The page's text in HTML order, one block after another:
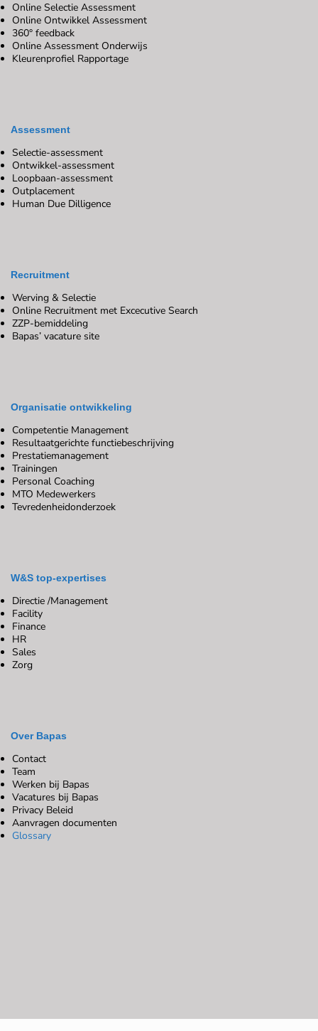
Online Selectie Assessment
Online Ontwikkel Assessment
360° feedback
Online Assessment Onderwijs
Kleurenprofiel Rapportage
Assessment
Selectie-assessment
Ontwikkel-assessment
Loopbaan-assessment
Outplacement
Human Due Dilligence
Recruitment
Werving & Selectie
Online Recruitment met Excecutive Search
ZZP-bemiddeling
Bapas’ vacature site
Organisatie ontwikkeling
Competentie Management
Resultaatgerichte functiebeschrijving
Prestatiemanagement
Trainingen
Personal Coaching
MTO Medewerkers
Tevredenheidonderzoek
W&S top-expertises
Directie /Management
Facility
Finance
HR
Sales
Zorg
Over Bapas
Contact
Team
Werken bij Bapas
Vacatures bij Bapas
Privacy Beleid
Aanvragen documenten
Glossary